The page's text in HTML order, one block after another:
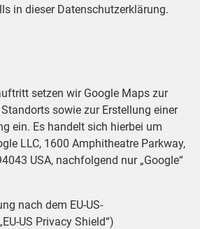
in dieser Datenschutzerklärung.
setzen wir Google Maps zur
sowie zur Erstellung einer
ein. Es handelt sich hierbei um
LLC, 1600 Amphitheatre Parkway,
USA, nachfolgend nur „Google“
nach dem EU-US-
US Privacy Shield“)